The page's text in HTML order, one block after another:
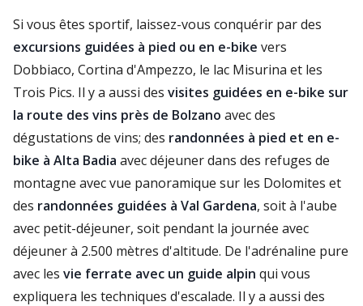
Si vous êtes sportif, laissez-vous conquérir par des
excursions guidées à pied ou en e-bike vers
Dobbiaco, Cortina d'Ampezzo, le lac Misurina et les
Trois Pics. Il y a aussi des visites guidées en e-bike sur
la route des vins près de Bolzano avec des
dégustations de vins; des randonnées à pied et en e-
bike à Alta Badia avec déjeuner dans des refuges de
montagne avec vue panoramique sur les Dolomites et
des randonnées guidées à Val Gardena, soit à l'aube
avec petit-déjeuner, soit pendant la journée avec
déjeuner à 2.500 mètres d'altitude. De l'adrénaline pure
avec les vie ferrate avec un guide alpin qui vous
expliquera les techniques d'escalade. Il y a aussi des